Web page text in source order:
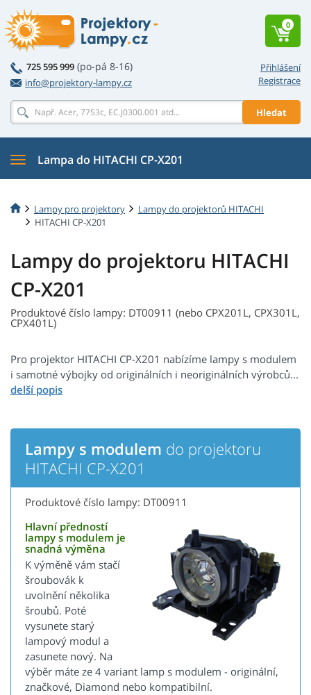
Přihlášení
Registrace
725 595 999 (po-pá 8-16)
info@projektory-lampy.cz
Hledat
0
Lampa do HITACHI CP-X201
Lampy pro projektory
Lampy do projektorů HITACHI
HITACHI CP-X201
Lampy do projektoru HITACHI
CP-X201
Produktové číslo lampy: DT00911 (nebo CPX201L, CPX301L,
CPX401L)
Pro projektor HITACHI CP-X201 nabízíme lampy s modulem
i samotné výbojky od originálních i neoriginálních výrobců...
Lampy s modulem do projektoru
HITACHI CP-X201
Produktové číslo lampy: DT00911
Hlavní předností
lampy s modulem je
snadná výměna
K výměně vám stačí
šroubovák k
uvolnění několika
šroubů. Poté
vysunete starý
lampový modul a
zasunete nový. Na
výběr máte ze 4 variant lamp s modulem - originální,
značkové, Diamond nebo kompatibilní.